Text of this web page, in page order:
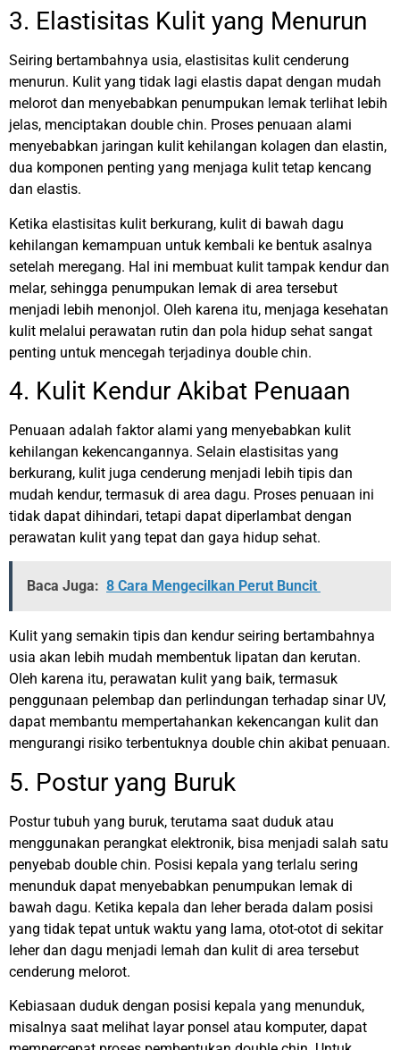
3. Elastisitas Kulit yang Menurun
Seiring bertambahnya usia, elastisitas kulit cenderung
menurun. Kulit yang tidak lagi elastis dapat dengan mudah
melorot dan menyebabkan penumpukan lemak terlihat lebih
jelas, menciptakan double chin. Proses penuaan alami
menyebabkan jaringan kulit kehilangan kolagen dan elastin,
dua komponen penting yang menjaga kulit tetap kencang
dan elastis.
Ketika elastisitas kulit berkurang, kulit di bawah dagu
kehilangan kemampuan untuk kembali ke bentuk asalnya
setelah meregang. Hal ini membuat kulit tampak kendur dan
melar, sehingga penumpukan lemak di area tersebut
menjadi lebih menonjol. Oleh karena itu, menjaga kesehatan
kulit melalui perawatan rutin dan pola hidup sehat sangat
penting untuk mencegah terjadinya double chin.
4. Kulit Kendur Akibat Penuaan
Penuaan adalah faktor alami yang menyebabkan kulit
kehilangan kekencangannya. Selain elastisitas yang
berkurang, kulit juga cenderung menjadi lebih tipis dan
mudah kendur, termasuk di area dagu. Proses penuaan ini
tidak dapat dihindari, tetapi dapat diperlambat dengan
perawatan kulit yang tepat dan gaya hidup sehat.
Baca Juga: 8 Cara Mengecilkan Perut Buncit
Kulit yang semakin tipis dan kendur seiring bertambahnya
usia akan lebih mudah membentuk lipatan dan kerutan.
Oleh karena itu, perawatan kulit yang baik, termasuk
penggunaan pelembap dan perlindungan terhadap sinar UV,
dapat membantu mempertahankan kekencangan kulit dan
mengurangi risiko terbentuknya double chin akibat penuaan.
5. Postur yang Buruk
Postur tubuh yang buruk, terutama saat duduk atau
menggunakan perangkat elektronik, bisa menjadi salah satu
penyebab double chin. Posisi kepala yang terlalu sering
menunduk dapat menyebabkan penumpukan lemak di
bawah dagu. Ketika kepala dan leher berada dalam posisi
yang tidak tepat untuk waktu yang lama, otot-otot di sekitar
leher dan dagu menjadi lemah dan kulit di area tersebut
cenderung melorot.
Kebiasaan duduk dengan posisi kepala yang menunduk,
misalnya saat melihat layar ponsel atau komputer, dapat